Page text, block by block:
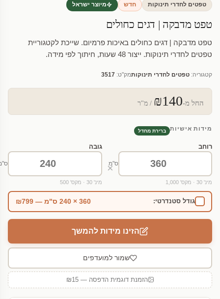
טפטים לחדרי תינוקות חדש מיוצר ישראל
טפט מדבקה | דגים כחולים
טפט מדבקה | דגים כחולים באיכות פרמיום. שייכת לקטגוריית
טפטים לחדרי תינוקות. ייצור 48 שעות, חיתוך לפי מידה.
קטגוריה: טפטים לחדרי תינוקותמק"ט: 3517
החל מ-₪140 / מ"ר
מידות אישיות ברירת מחדל
רוחב
ס"מ
מינ' 30 · מקס' 1,000
×
גובה
מינ' 30 · מקס' 500
גודל סטנדרטי: 360 × 240 ס"מ — ₪799
הזינו מידות להמשך
שמור למועדפים
הזמנת דוגמית הדפסה — ₪15